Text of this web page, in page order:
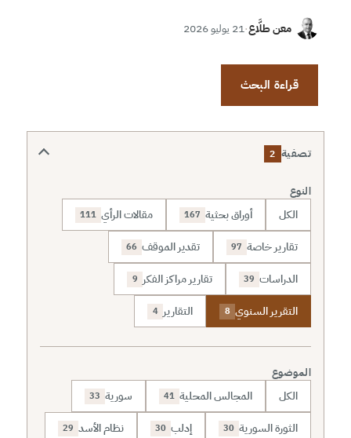
معن طلَّاع·21 يوليو 2026
قراءة البحث
تصفية 2
النوع
الكل أوراق بحثية 167 مقالات الرأي 111
تقارير خاصة 97 تقدير الموقف 66
الدراسات 39 تقارير مراكز الفكر 9
التقرير السنوي 8 التقارير 4
الموضوع
الكل المجالس المحلية 41 سورية 33
الثورة السورية 30 إدلب 30 نظام الأسد 29